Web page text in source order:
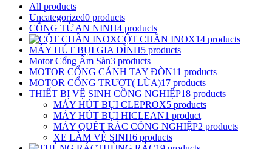
All products
Uncategorized0 products
CỔNG TỪ AN NINH4 products
CỘT CHẮN INOX14 products
MÁY HÚT BỤI GIA ĐÌNH5 products
Motor Cổng Âm Sàn3 products
MOTOR CỔNG CÁNH TAY ĐÒN11 products
MOTOR CỔNG TRƯỢT( LÙA)17 products
THIẾT BỊ VỆ SINH CÔNG NGHIỆP18 products
MÁY HÚT BỤI CLEPROX5 products
MÁY HÚT BỤI HICLEAN1 product
MÁY QUÉT RÁC CÔNG NGHIỆP2 products
XE LÀM VỆ SINH6 products